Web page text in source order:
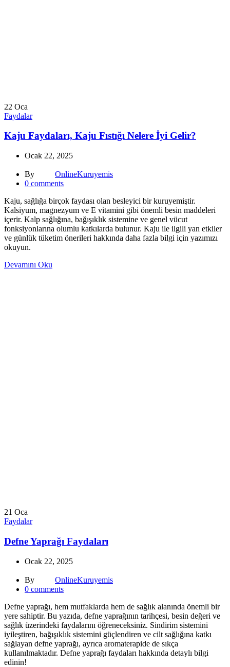
22 Oca
Faydalar
Kaju Faydaları, Kaju Fıstığı Nelere İyi Gelir?
Ocak 22, 2025
By
OnlineKuruyemis
0 comments
Kaju, sağlığa birçok faydası olan besleyici bir kuruyemiştir.
Kalsiyum, magnezyum ve E vitamini gibi önemli besin maddeleri
içerir. Kalp sağlığına, bağışıklık sistemine ve genel vücut
fonksiyonlarına olumlu katkılarda bulunur. Kaju ile ilgili yan etkiler
ve günlük tüketim önerileri hakkında daha fazla bilgi için yazımızı
okuyun.
Devamını Oku
21 Oca
Faydalar
Defne Yaprağı Faydaları
Ocak 22, 2025
By
OnlineKuruyemis
0 comments
Defne yaprağı, hem mutfaklarda hem de sağlık alanında önemli bir
yere sahiptir. Bu yazıda, defne yaprağının tarihçesi, besin değeri ve
sağlık üzerindeki faydalarını öğreneceksiniz. Sindirim sistemini
iyileştiren, bağışıklık sistemini güçlendiren ve cilt sağlığına katkı
sağlayan defne yaprağı, ayrıca aromaterapide de sıkça
kullanılmaktadır. Defne yaprağı faydaları hakkında detaylı bilgi
edinin!